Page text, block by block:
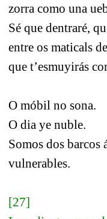
zorra como una
Sé que dentraré,
entre os maticals
que t’esmuyirás
O móbil no sona.
O dia ye nuble.
Somos dos barcos
vulnerables.
[27]